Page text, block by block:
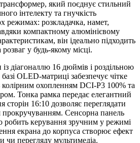
який поєднує стильний
інтелекту та гнучкість
режимах: розкладачка, намет,
компактному алюмінієвому
він ідеально підходить
у будь-якому місці.
діагоналлю 16 дюймів і роздільною
OLED-матриці забезпечує чітке
колірним охопленням DCI-P3 100% та
Тонка рамка передає елегантний
сторін 16:10 дозволяє переглядати
Сенсорна панель
робить керування зручним у режимі
екрана до корпуса створює ефект
чи перегляду мультимедіа.